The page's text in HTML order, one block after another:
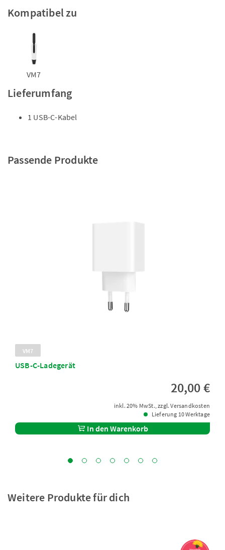
Kompatibel zu
VM7
Lieferumfang
1 USB-C-Kabel
Passende Produkte
VM7
USB-C-Ladegerät
20,00 €
inkl. 20% MwSt., zzgl. Versandkosten
Lieferung 10 Werktage
In den Warenkorb
Weitere Produkte für dich